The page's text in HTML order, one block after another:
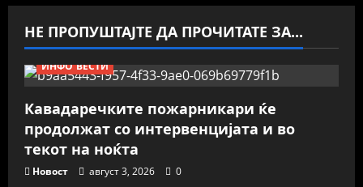
НЕ ПРОПУШТАЈТЕ ДА ПРОЧИТАТЕ ЗА...
ИНФО ВЕСТИ
Кавадаречките пожарникари ќе
продолжат со интервенцијата и во
текот на ноќта
Новост август 3, 2026
0